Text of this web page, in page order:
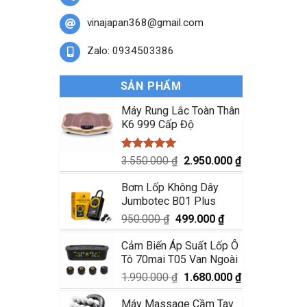
vinajapan368@gmail.com
Zalo: 0934503386
SẢN PHẨM
Máy Rung Lắc Toàn Thân
K6 999 Cấp Độ
Được xếp
hạng5.00
5 sao
3.550.000₫ Giá
gốc
là:
3.550.000 ₫.
2.950.000₫Giá
hiện
Bơm Lốp Không Dây
Jumbotec B01 Plus
950.000₫ Giá
gốc
là:
950.000 ₫.
499.000₫Giá
hiện
tại
là:
499.000 ₫.
Cảm Biến Áp Suất Lốp Ô
Tô 70mai T05 Van Ngoài
1.990.000₫ Giá
gốc
1.680.000₫Giá
hiện
Máy Massage Cầm Tay